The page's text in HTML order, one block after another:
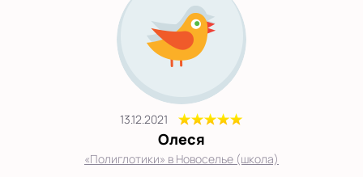
13.12.2021
Олеся
«Полиглотики» в Новоселье (школа)